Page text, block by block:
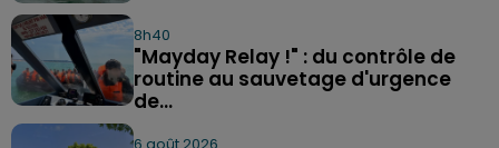
8h40
"Mayday Relay !" : du contrôle de
routine au sauvetage d'urgence
de...
6 août 2026